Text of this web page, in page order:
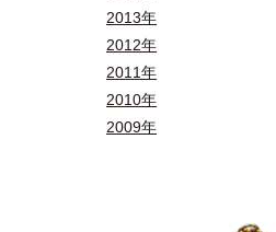
2013年
2012年
2011年
2010年
2009年